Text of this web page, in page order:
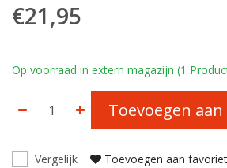
€21,95
Op voorraad in extern magazijn (1
Toevoegen
Vergelijk Toevoegen aan